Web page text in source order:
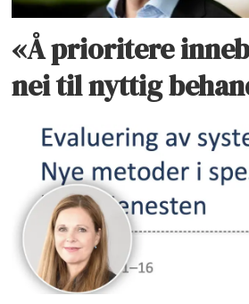
«Å prioritere
nei til nyttig